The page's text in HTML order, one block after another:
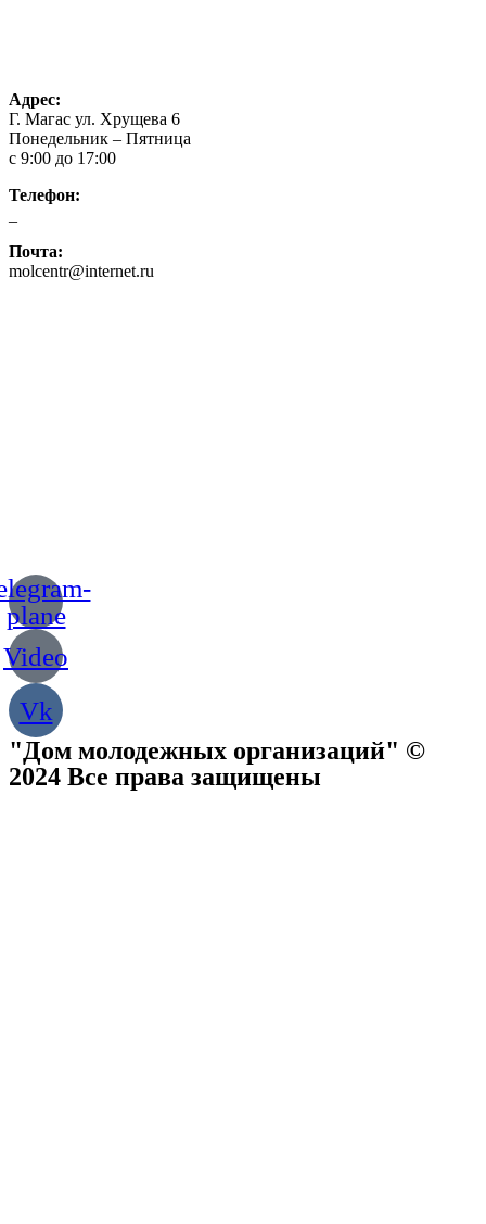
Адрес:
Г. Магас ул. Хрущева 6
Понедельник – Пятница
с 9:00 до 17:00
Телефон:
Почта:
molcentr@internet.ru
plane
Video
Vk
"Дом молодежных организаций" ©
2024 Все права защищены